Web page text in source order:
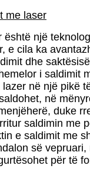
me laser
është një
e cila ka
dhe
i saldimit
në një pikë
në
duke
saldimin me
e saldimit me
së
për të